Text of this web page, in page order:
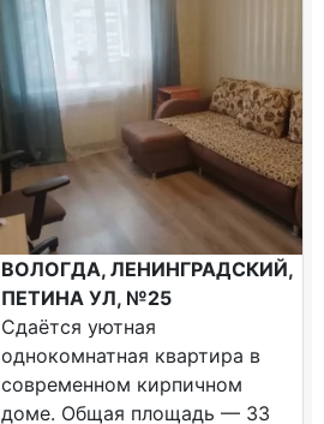
ВОЛОГДА, ЛЕНИНГРАДСКИЙ,
ПЕТИНА УЛ, №25
Сдаётся уютная
однокомнатная квартира в
современном кирпичном
доме. Общая площадь — 33